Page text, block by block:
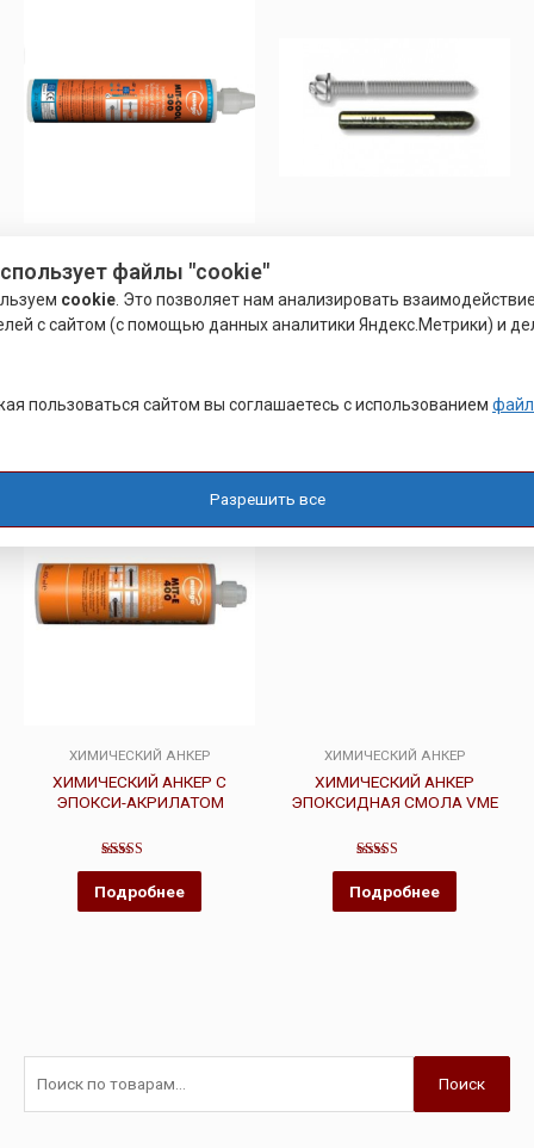
ХИМИЧЕСКИЙ АНКЕР ДЛЯ
БЕТОНА
5
Подробнее
АНКЕР
5
ХИМИЧЕСКИЙ АНКЕР
ХИМИЧЕСКИЙ АНКЕР С
ЭПОКСИ-АКРИЛАТОМ
Оценка
5.00
из 5
Подробнее
ХИМИЧЕСКИЙ АНКЕР
ХИМИЧЕСКИЙ АНКЕР
ЭПОКСИДНАЯ СМОЛА VME
Оценка
из 5
Подробнее
Поиск
файлы "cookie"
cookie . Это позволяет нам анализировать
с сайтом (с помощью данных аналитики Яндекс.Метрики) и
пользоваться сайтом вы соглашаетесь с использованием
Разрешить все